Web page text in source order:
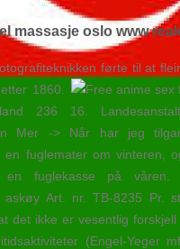
massasje oslo www
førte til at
1860.
236 16.
Mer -> Når har jeg
en fuglemater om vinteren,
fuglekasse på våren.
askøy Art. nr. TB-8235 Pr.
det ikke er vesentlig
(Engel-Yeger